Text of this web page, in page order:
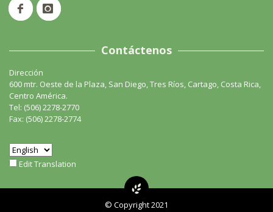
Contáctenos
Dirección
600 mtr. Oeste de la Plaza, San Diego, Tres Ríos, Cartago, Costa Rica,
Centro América.
Tel: (506) 2278-2770
Fax: (506) 2278-2774
Edit Translation
© Copyright 2021